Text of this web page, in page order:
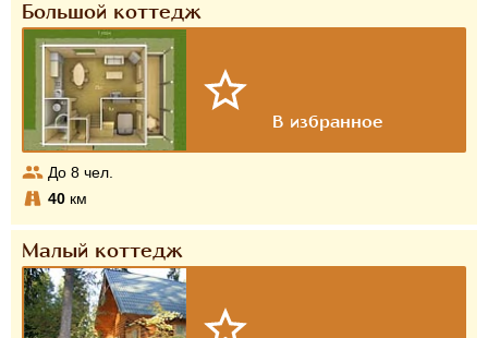
Большой коттедж
До 8 чел.
40 км
Малый коттедж